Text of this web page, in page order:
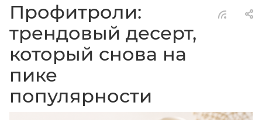
Профитроли:
трендовый десерт,
который снова на
пике
популярности